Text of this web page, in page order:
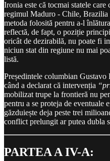
Ironia este că tocmai statele
regimul Maduro - Chile, Brazilia
metoda folosită pentru a-l
reflectă, de fapt, o poziție
oricât de dezirabilă, nu poate fi
niciun stat din regiune nu mai
listă.
Președintele columbian Gustavo
când a declarat că intervenția
mobilizat trupe la frontieră nu
pentru a se proteja de eventuale
găzduiește deja peste trei
conflict prelungit ar putea dubla
PARTEA A IV-A: